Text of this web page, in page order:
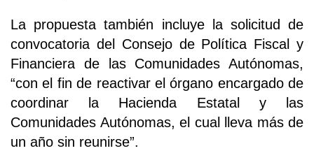
La propuesta también incluye la solicitud de
convocatoria del Consejo de Política Fiscal y
Financiera de las Comunidades Autónomas,
“con el fin de reactivar el órgano encargado de
coordinar la Hacienda Estatal y las
Comunidades Autónomas, el cual lleva más de
un año sin reunirse”.